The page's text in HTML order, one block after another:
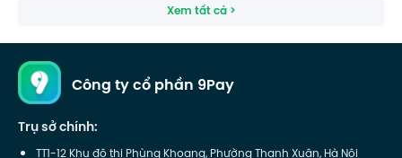
Xem tất cả >
Công ty cổ phần 9Pay
Trụ sở chính: